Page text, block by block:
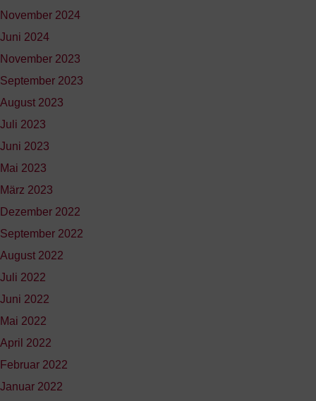
November 2024
Juni 2024
November 2023
September 2023
August 2023
Juli 2023
Juni 2023
Mai 2023
März 2023
Dezember 2022
September 2022
August 2022
Juli 2022
Juni 2022
Mai 2022
April 2022
Februar 2022
Januar 2022